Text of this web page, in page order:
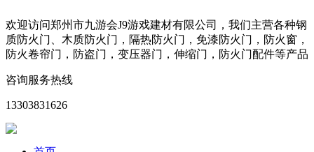
欢迎访问郑州市九游会J9游戏建材有限公司，我们主营各种钢
质防火门、木质防火门，隔热防火门，免漆防火门，防火窗，
防火卷帘门，防盗门，变压器门，伸缩门，防火门配件等产品
咨询服务热线
13303831626